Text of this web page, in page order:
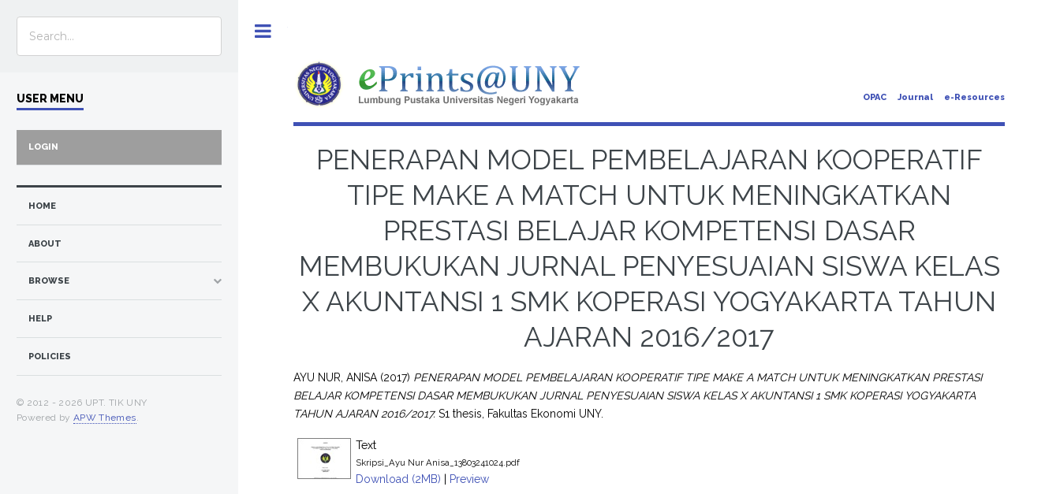
OPAC Journal e-Resources
PENERAPAN MODEL PEMBELAJARAN KOOPERATIF
TIPE MAKE A MATCH UNTUK MENINGKATKAN
PRESTASI BELAJAR KOMPETENSI DASAR
MEMBUKUKAN JURNAL PENYESUAIAN SISWA KELAS
X AKUNTANSI 1 SMK KOPERASI YOGYAKARTA TAHUN
AJARAN 2016/2017
AYU NUR, ANISA (2017) PENERAPAN MODEL PEMBELAJARAN KOOPERATIF TIPE MAKE A MATCH UNTUK MENINGKATKAN PRESTASI
BELAJAR KOMPETENSI DASAR MEMBUKUKAN JURNAL PENYESUAIAN SISWA KELAS X AKUNTANSI 1 SMK KOPERASI YOGYAKARTA
TAHUN AJARAN 2016/2017. S1 thesis, Fakultas Ekonomi UNY.
Text
Skripsi_Ayu Nur Anisa_13803241024.pdf
Download (2MB) | Preview
USER MENU
LOGIN
HOME
ABOUT
BROWSE
HELP
POLICIES
© 2012 - 2026 UPT. TIK UNY
Powered by APW Themes